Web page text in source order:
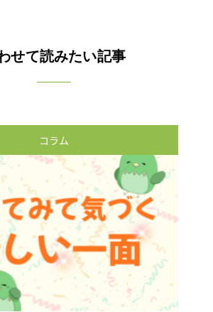
せて読みたい記事
コラム